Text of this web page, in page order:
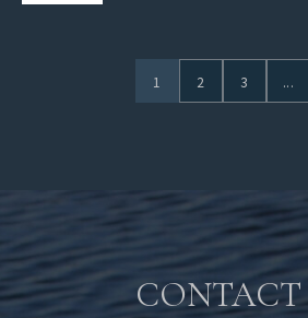
1 2 3 ...
CONTACT